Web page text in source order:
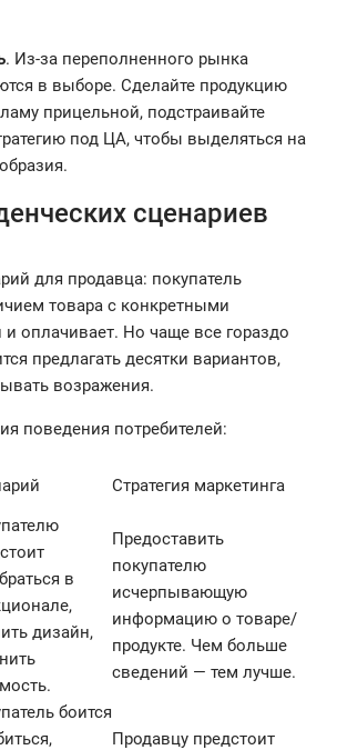
. Из-за переполненного рынка
в выборе. Сделайте продукцию
прицельной, подстраивайте
под ЦА, чтобы выделяться на
сценариев
для продавца: покупатель
товара с конкретными
и оплачивает. Но чаще все гораздо
предлагать десятки вариантов,
возражения.
поведения потребителей:
Стратегия маркетинга
в
дизайн,
Предоставить
покупателю
исчерпывающую
информацию о товаре/
продукте. Чем больше
сведений — тем лучше.
боится
Продавцу предстоит